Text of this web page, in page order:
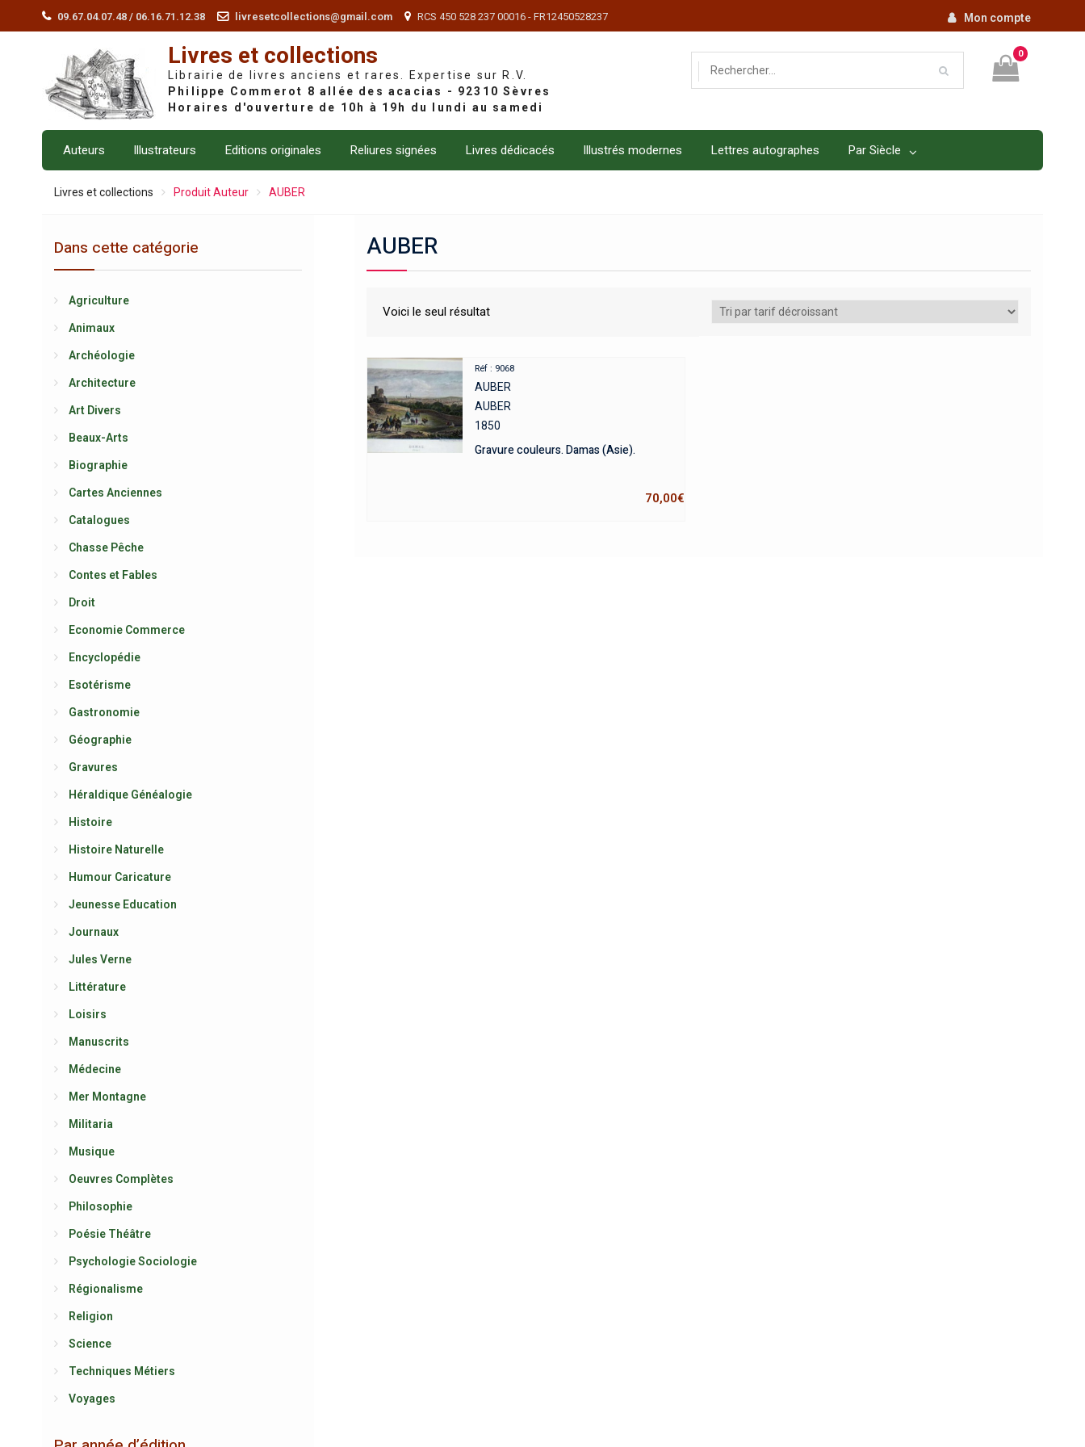
09.67.04.07.48 / 06.16.71.12.38 livresetcollections@gmail.com RCS 450 528 237 00016 - FR12450528237 Mon compte
Livres et collections
Librairie de livres anciens et rares. Expertise sur R.V.
0
Auteurs Illustrateurs Editions originales Reliures signées Livres dédicacés Illustrés modernes Lettres autographes Par Siècle
Livres et collections Produit Auteur AUBER
AUBER
Voici le seul résultat
Réf : 9068
AUBER
AUBER
1850
Gravure couleurs. Damas (Asie).
70,00€
Dans cette catégorie
Agriculture
Animaux
Archéologie
Architecture
Art Divers
Beaux-Arts
Biographie
Cartes Anciennes
Catalogues
Chasse Pêche
Contes et Fables
Droit
Economie Commerce
Encyclopédie
Esotérisme
Gastronomie
Géographie
Gravures
Héraldique Généalogie
Histoire
Histoire Naturelle
Humour Caricature
Jeunesse Education
Journaux
Jules Verne
Littérature
Loisirs
Manuscrits
Médecine
Mer Montagne
Militaria
Musique
Oeuvres Complètes
Philosophie
Poésie Théâtre
Psychologie Sociologie
Régionalisme
Religion
Science
Techniques Métiers
Voyages